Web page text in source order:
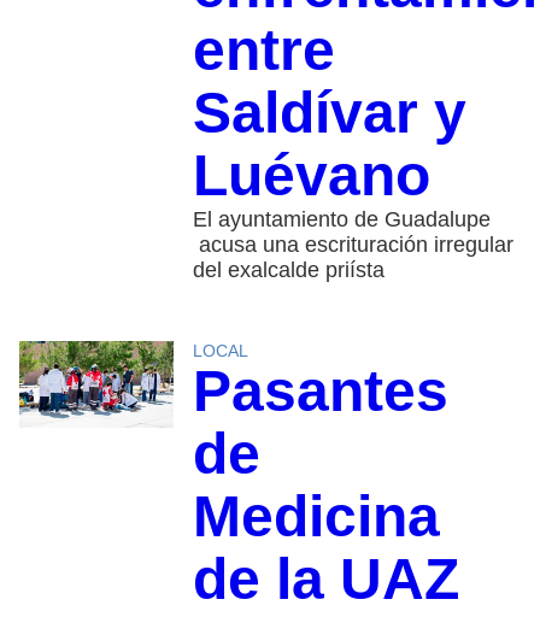
entre
Saldívar y
Luévano
El ayuntamiento de Guadalupe
acusa una escrituración irregular
del exalcalde priísta
LOCAL
Pasantes
de
Medicina
de la UAZ